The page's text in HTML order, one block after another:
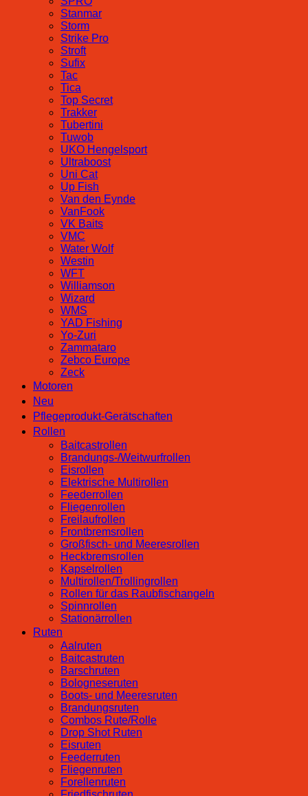
Stanmar
Storm
Strike Pro
Stroft
Sufix
Tac
Tica
Top Secret
Trakker
Tubertini
Tuwob
UKO Hengelsport
Ultraboost
Uni Cat
Up Fish
Van den Eynde
VanFook
VK Baits
VMC
Water Wolf
Westin
WFT
Williamson
Wizard
WMS
YAD Fishing
Yo-Zuri
Zammataro
Zebco Europe
Zeck
Motoren
Neu
Pflegeprodukt-Gerätschaften
Rollen
Baitcastrollen
Brandungs-/Weitwurfrollen
Eisrollen
Elektrische Multirollen
Feederrollen
Fliegenrollen
Freilaufrollen
Frontbremsrollen
Großfisch- und Meeresrollen
Heckbremsrollen
Kapselrollen
Multirollen/Trollingrollen
Rollen für das Raubfischangeln
Spinnrollen
Stationärrollen
Ruten
Aalruten
Baitcastruten
Barschruten
Bologneseruten
Boots- und Meeresruten
Brandungsruten
Combos Rute/Rolle
Drop Shot Ruten
Eisruten
Feederruten
Fliegenruten
Forellenruten